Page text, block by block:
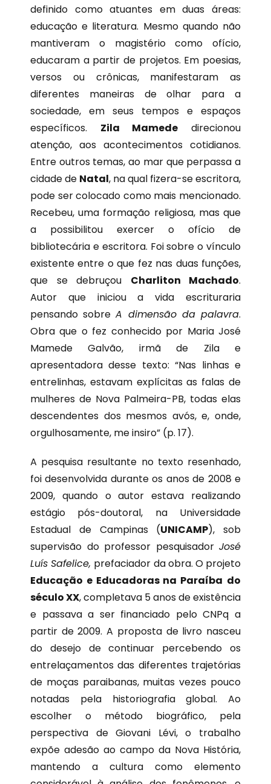
definido como atuantes em duas áreas:
educação e literatura. Mesmo quando não
mantiveram o magistério como ofício,
educaram a partir de projetos. Em poesias,
versos ou crônicas, manifestaram as
diferentes maneiras de olhar para a
sociedade, em seus tempos e espaços
específicos. Zila Mamede direcionou
atenção, aos acontecimentos cotidianos.
Entre outros temas, ao mar que perpassa a
cidade de Natal, na qual fizera-se escritora,
pode ser colocado como mais mencionado.
Recebeu, uma formação religiosa, mas que
a possibilitou exercer o ofício de
bibliotecária e escritora. Foi sobre o vínculo
existente entre o que fez nas duas funções,
que se debruçou Charliton Machado.
Autor que iniciou a vida escrituraria
pensando sobreA dimensão da palavra.
Obra que o fez conhecido por Maria José
Mamede Galvão, irmã de Zila e
apresentadora desse texto: “Nas linhas e
entrelinhas, estavam explícitas as falas de
mulheres de Nova Palmeira-PB, todas elas
descendentes dos mesmos avós, e, onde,
orgulhosamente, me insiro” (p. 17).
A pesquisa resultante no texto resenhado,
foi desenvolvida durante os anos de 2008 e
2009, quando o autor estava realizando
estágio pós-doutoral, na Universidade
Estadual de Campinas (UNICAMP), sob
supervisão do professor pesquisador José
Luís Safelice, prefaciador da obra. O projeto
Educação e Educadoras na Paraíba do
século XX, completava 5 anos de existência
e passava a ser financiado pelo CNPq a
partir de 2009. A proposta de livro nasceu
do desejo de continuar percebendo os
entrelaçamentos das diferentes trajetórias
de moças paraibanas, muitas vezes pouco
notadas pela historiografia global. Ao
escolher o método biográfico, pela
perspectiva de Giovani Lévi, o trabalho
expõe adesão ao campo da Nova História,
mantendo a cultura como elemento